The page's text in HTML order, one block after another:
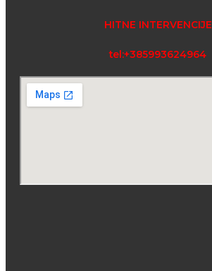
HITNE INTERVENCIJE
tel:+385993624964